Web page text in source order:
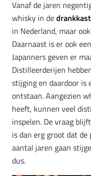
Vanaf de jaren
whisky in dedrankkast
in Nederland, maar
Daarnaast is er ook
Japanners geven er
Distilleerderijen
stijging en daardoor is
ontstaan. Aangezien
heeft, kunnen veel
inspelen. De vraag
is dan erg groot dat de
aantal jaren gaan
dus.